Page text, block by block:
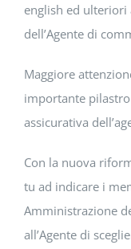
english ed ulteriori
dell’Agente di
Maggiore
importante
assicurativa
Con la nuova
tu ad indicare i
Amministrazione
all’Agente di